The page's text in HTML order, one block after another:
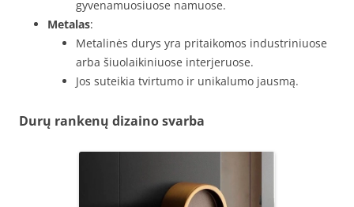
gyvenamuosiuose namuose.
Metalas:
Metalinės durys yra pritaikomos industriniuose
arba šiuolaikiniuose interjeruose.
Jos suteikia tvirtumo ir unikalumo jausmą.
Durų rankenų dizaino svarba